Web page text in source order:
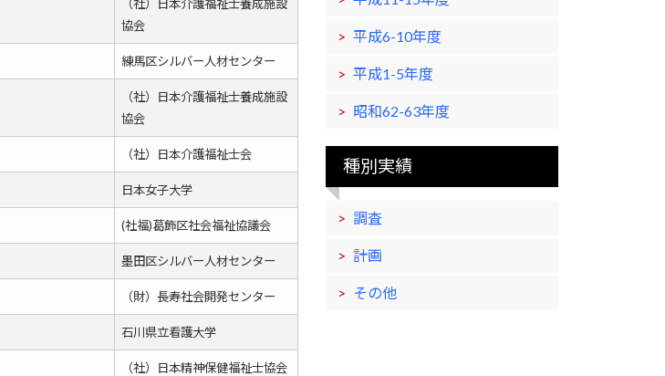
（社）日本介護福祉士養成施設
協会
練馬区シルバー人材センター
（社）日本介護福祉士養成施設
協会
（社）日本介護福祉士会
日本女子大学
(社福)葛飾区社会福祉協議会
墨田区シルバー人材センター
（財）長寿社会開発センター
石川県立看護大学
（社）日本精神保健福祉士協会
平成6-10年度
平成1-5年度
昭和62-63年度
種別実績
調査
計画
その他